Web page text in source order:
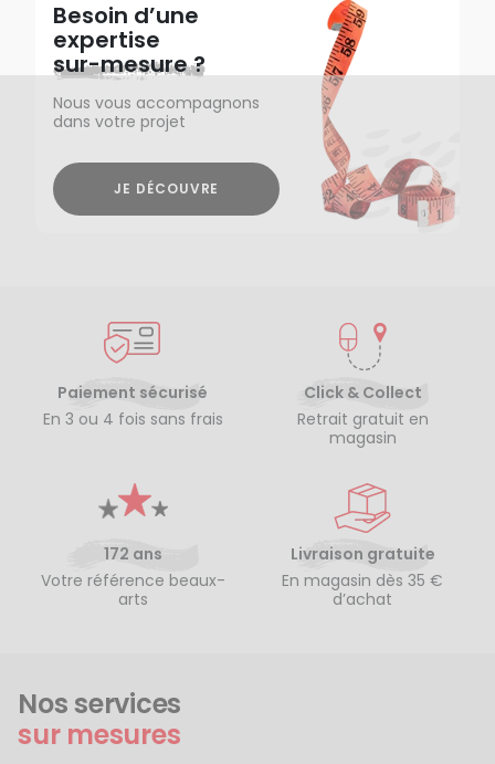
Besoin d’une
expertise
sur-mesure ?
Nous vous accompagnons
dans votre projet
JE DÉCOUVRE
Paiement sécurisé
En 3 ou 4 fois sans frais
Click & Collect
Retrait gratuit en
magasin
172 ans
Votre référence beaux-
arts
Livraison gratuite
En magasin dès 35 €
d’achat
Nos services
sur mesures